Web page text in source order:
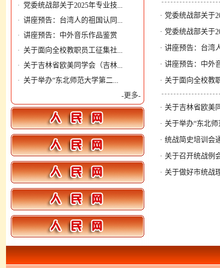
· 党委统战部关于2025年专业技...
· 讲座预告：台湾人的祖国认同...
· 讲座预告：中外音乐作品鉴赏
· 关于面向全校教职员工征集社...
· 关于吉林省欧美同学会（吉林...
· 关于举办“东北师范大学第二...
-更多-
· 党委统战部关于
· 党委统战部关于
· 讲座预告：台湾
· 讲座预告：中外
· 关于面向全校教
· 关于吉林省欧美
· 关于举办“东北
· 统战简史培训会
· 关于召开统战例
· 关于做好市统战